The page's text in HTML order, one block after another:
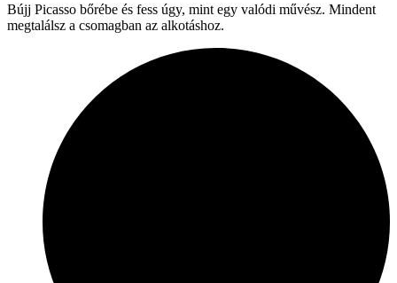
Bújj Picasso bőrébe és fess úgy, mint egy valódi művész. Mindent
megtalálsz a csomagban az alkotáshoz.